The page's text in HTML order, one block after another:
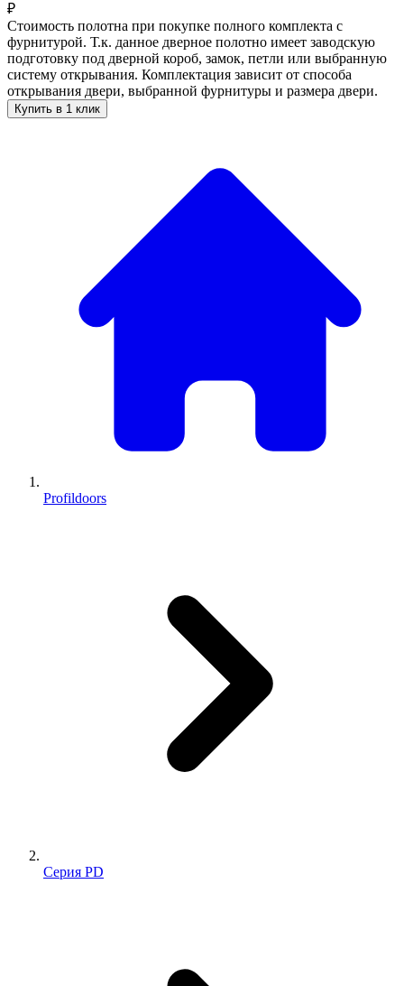
₽
Стоимость полотна при покупке полного комплекта с
фурнитурой. Т.к. данное дверное полотно имеет заводскую
подготовку под дверной короб, замок, петли или выбранную
систему открывания. Комплектация зависит от способа
открывания двери, выбранной фурнитуры и размера двери.
Купить в 1 клик
Profildoors
Серия PD